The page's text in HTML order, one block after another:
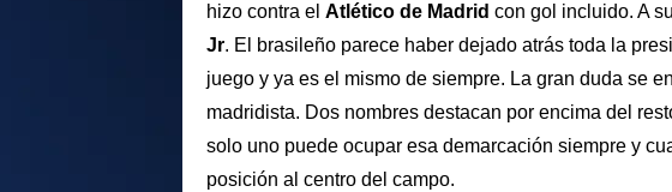
hizo contra el Atlético de Madrid con gol incluido. A
Jr. El brasileño parece haber dejado atrás toda la
juego y ya es el mismo de siempre. La gran duda se
madridista. Dos nombres destacan por encima del
solo uno puede ocupar esa demarcación siempre y
posición al centro del campo.